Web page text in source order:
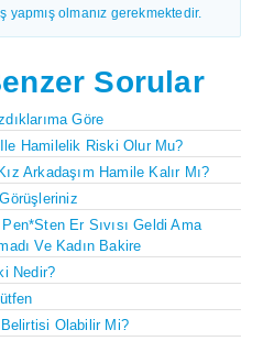
olmanız gerekmektedir.
Sorular
Göre
Hamilelik Riski Olur Mu?
Arkadaşım Hamile Kalır Mı?
Er Sıvısı Geldi Ama
Ve Kadın Bakire
Nedir?
Olabilir Mi?